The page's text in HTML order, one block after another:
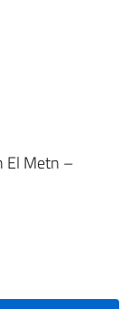
El Metn –